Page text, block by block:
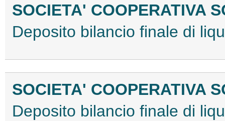
SOCIETA' COOPERATIVA
Deposito bilancio finale di
SOCIETA' COOPERATIVA
Deposito bilancio finale di